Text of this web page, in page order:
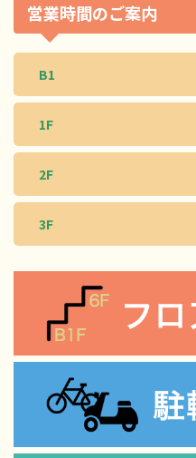
営業時間のご案内
B1
1F
2F
3F